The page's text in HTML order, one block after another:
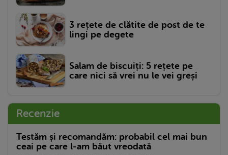
3 rețete de clătite de post de te
lingi pe degete
Salam de biscuiți: 5 rețete pe
care nici să vrei nu le vei greși
Recenzie
Testăm și recomandăm: probabil cel mai bun
ceai pe care l-am băut vreodată